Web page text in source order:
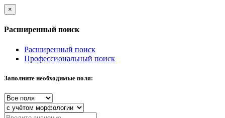
×
Расширенный поиск
Расширенный поиск
Профессиональный поиск
Заполните необходимые поля: